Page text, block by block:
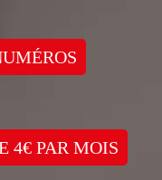
4€ PAR MOIS